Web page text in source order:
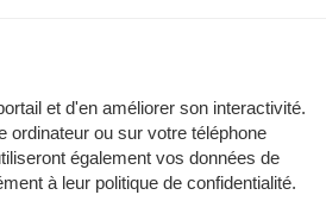
la Ville de Grenoble sont encadrées
- 2025/2026
utiles des modules et des
et d'en améliorer son interactivité.
ou sur votre téléphone
également vos données de
à leur politique de confidentialité.